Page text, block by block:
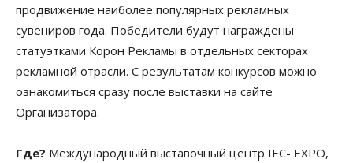
продвижение наиболее популярных рекламных
сувениров года. Победители будут награждены
статуэтками Корон Рекламы в отдельных секторах
рекламной отрасли. С результатам конкурсов можно
ознакомиться сразу после выставки на сайте
Организатора.
Где? Международный выставочный центр IEC- EXPO,